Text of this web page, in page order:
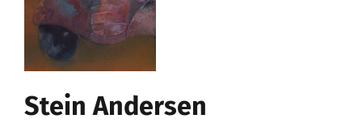
Stein Andersen